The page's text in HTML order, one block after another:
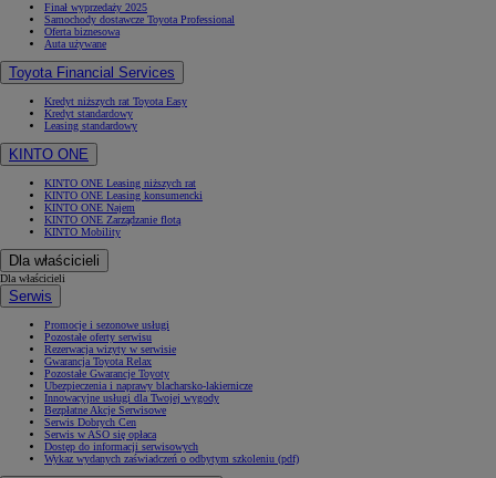
Finał wyprzedaży 2025
Samochody dostawcze Toyota Professional
Oferta biznesowa
Auta używane
Toyota Financial Services
Kredyt niższych rat Toyota Easy
Kredyt standardowy
Leasing standardowy
KINTO ONE
KINTO ONE Leasing niższych rat
KINTO ONE Leasing konsumencki
KINTO ONE Najem
KINTO ONE Zarządzanie flotą
KINTO Mobility
Dla właścicieli
Dla właścicieli
Serwis
Promocje i sezonowe usługi
Pozostałe oferty serwisu
Rezerwacja wizyty w serwisie
Gwarancja Toyota Relax
Pozostałe Gwarancje Toyoty
Ubezpieczenia i naprawy blacharsko-lakiernicze
Innowacyjne usługi dla Twojej wygody
Bezpłatne Akcje Serwisowe
Serwis Dobrych Cen
Serwis w ASO się opłaca
Dostęp do informacji serwisowych
Wykaz wydanych zaświadczeń o odbytym szkoleniu (pdf)